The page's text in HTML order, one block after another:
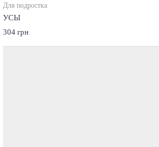
Для подростка
УСЫ
304 грн